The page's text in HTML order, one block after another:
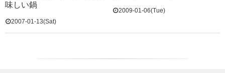
味しい鍋
2007-01-13(Sat)
2009-01-06(Tue)